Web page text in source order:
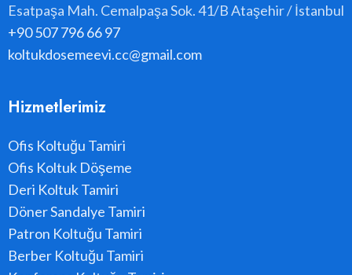
Esatpaşa Mah. Cemalpaşa Sok. 41/B Ataşehir / İstanbul
+90 507 796 66 97
koltukdosemeevi.cc@gmail.com
Hizmetlerimiz
Ofis Koltuğu Tamiri
Ofis Koltuk Döşeme
Deri Koltuk Tamiri
Döner Sandalye Tamiri
Patron Koltuğu Tamiri
Berber Koltuğu Tamiri